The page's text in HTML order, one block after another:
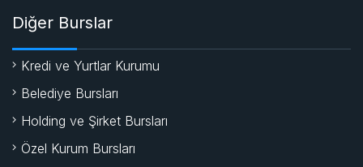
Diğer Burslar
Kredi ve Yurtlar Kurumu
Belediye Bursları
Holding ve Şirket Bursları
Özel Kurum Bursları